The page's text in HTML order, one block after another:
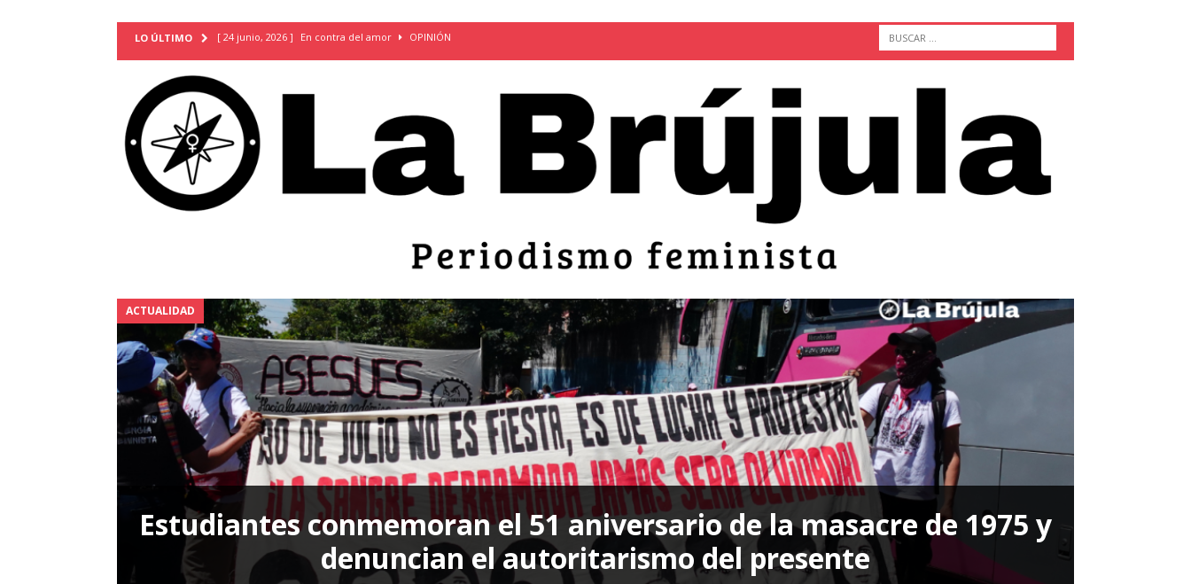
LO ÚLTIMO [ 24 junio, 2026 ] En contra del amor OPINIÓN
TERRITORIO
[ 21 febrero, 2026 ] Cuando la prevención de embarazos en niñas y adolescentes desaparece del territorio
INVESTIGACIONES
[ 31 julio, 2026 ] Estudiantes conmemoran el 51 aniversario de la masacre de 1975 y denuncian el
Piden mantener la libertad provisional de Sandra Leticia Hernández: víctima del régimen de
[ 28 julio, 2026 ] ARENA y FMLN apuestan por mujeres en sus fórmulas presidenciales para 2027
ACTUALIDAD
[ 24 julio, 2026 ] A María Hildaura le falló el Estado OPINIÓN
[ 28 julio, 2026 ] Más allá de los casos: cómo entender el VIH en El Salvador ACTUALIDAD
ACTUALIDAD
Estudiantes conmemoran el 51 aniversario de la masacre de 1975 y
denuncian el autoritarismo del presente